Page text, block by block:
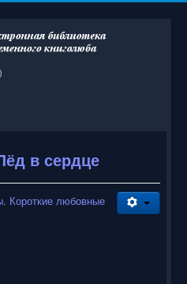
в сердце
Короткие любовные